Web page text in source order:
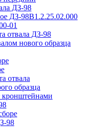
ДЗ-98
ДЗ-98В1.2.25.02.000
01
отвала ДЗ-98
нового образца
отвала
образца
98